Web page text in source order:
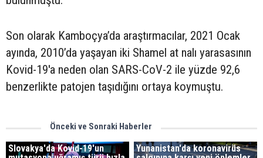
Son olarak Kamboçya’da araştırmacılar, 2021 Ocak
ayında, 2010’da yaşayan iki Shamel at nalı yarasasının
Kovid-19'a neden olan SARS-CoV-2 ile yüzde 92,6
benzerlikte patojen taşıdığını ortaya koymuştu.
Önceki ve Sonraki Haberler
Slovakya'da Kovid-19'un
Yunanistan'da koronavirüs